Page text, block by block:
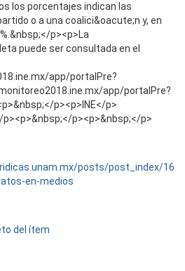
los porcentajes indican las
o a una coalici&oacute;n y, en
p><p>La
puede ser consultada en el
app/portalPre?
app/portalPre?
p><p>INE</p>
p><p>&nbsp;</p>
posts/post_index/16
en-medios
del ítem